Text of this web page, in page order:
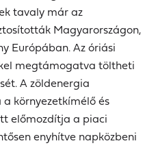
tavaly már az
Magyarországon,
Európában. Az óriási
megtámogatva töltheti
A zöldenergia
környezetkímélő és
előmozdítja a piaci
enyhítve napközbeni